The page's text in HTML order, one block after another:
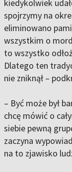
kiedykolwiek
spojrzymy na
eliminowano
wszystkim o
to wszystko
Dlatego ten
nie zniknął –
– Być może był
chcę mówić o
siebie pewną
zaczyna
na to zjawisko